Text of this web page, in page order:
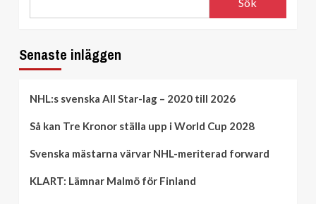
Senaste inläggen
NHL:s svenska All Star-lag – 2020 till 2026
Så kan Tre Kronor ställa upp i World Cup 2028
Svenska mästarna värvar NHL-meriterad forward
KLART: Lämnar Malmö för Finland